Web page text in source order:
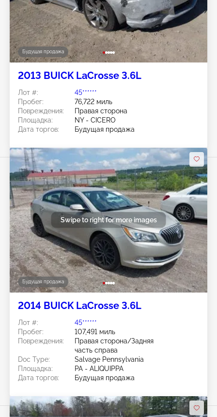
Будущая продажа
2013 BUICK LaCrosse 3.6L
Лот #:
45******
Пробег:
76,722 миль
Повреждения:
Правая сторона
Площадка:
NY - CICERO
Дата торгов:
Будущая продажа
Будущая продажа
Swipe to right for more images
2014 BUICK LaCrosse 3.6L
Лот #:
45******
Пробег:
107,491 миль
Повреждения:
Правая сторона/Задняя
часть справа
Doc Type:
Salvage Pennsylvania
Площадка:
PA - ALIQUIPPA
Дата торгов:
Будущая продажа